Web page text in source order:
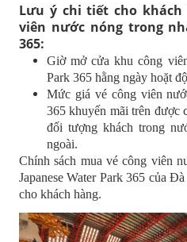
Lưu ý chi tiết cho
viên nước nóng trong
365:
Giờ mở cửa khu công
Park 365 hằng ngày hoặt
Mức giá vé công viên
365 khuyến mãi trên được
đối tượng khách trong
ngoài.
Chính sách mua vé công viên
Japanese Water Park 365 của
cho khách hàng.